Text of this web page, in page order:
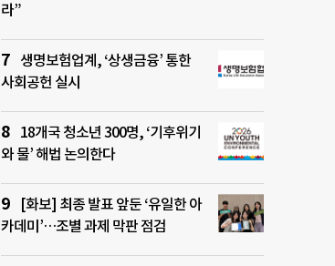
라”
생명보험업계, ‘상생금융’ 통한
사회공헌 실시
18개국 청소년 300명, ‘기후위기
와 물’ 해법 논의한다
[화보] 최종 발표 앞둔 ‘유일한 아
카데미’…조별 과제 막판 점검